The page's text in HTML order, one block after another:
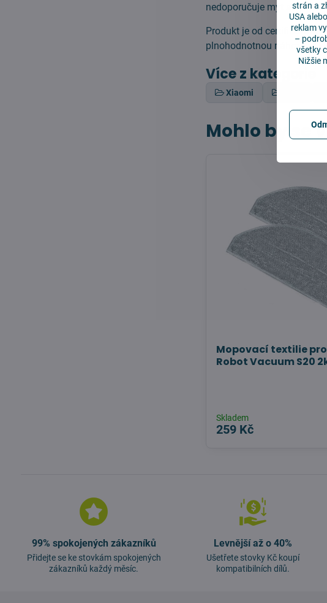
nedoporučuje mýt a
Produkt je od
plnohodnotnou náhradou
Více z kategorie
Xiaomi
Mohlo by se
Mopovací textilie
Robot Vacuum S20
Skladem
259 Kč
99% spokojených zákazníků
Přidejte se ke stovkám spokojených
zákazníků každý měsíc.
Levnější až o 40%
Ušetřete stovky Kč koupí
kompatibilních dílů.
strán a
USA
reklam
–
všetky
Nižšie